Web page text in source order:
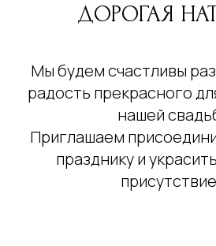
ДОРОГАЯ
Мы будем счастливы
радость прекрасного
нашей
Приглашаем
празднику и